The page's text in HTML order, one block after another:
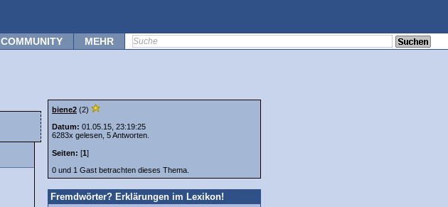
COMMUNITY MEHR
biene2 (2)
Datum: 01.05.15, 23:19:25
6283x gelesen, 5 Antworten.
Seiten: [1]
0 und 1 Gast betrachten dieses Thema.
Fremdwörter? Erklärungen im Lexikon!